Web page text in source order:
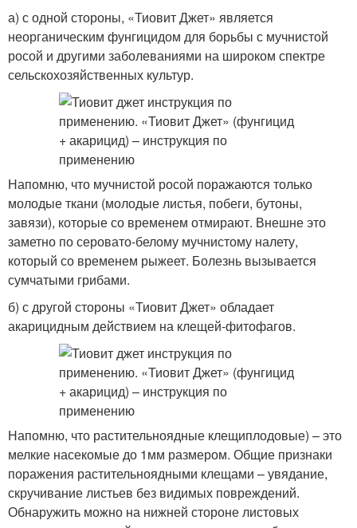
а) с одной стороны, «Тиовит Джет» является
неорганическим фунгицидом для борьбы с мучнистой
росой и другими заболеваниями на широком спектре
сельскохозяйственных культур.
Напомню, что мучнистой росой поражаются только
молодые ткани (молодые листья, побеги, бутоны,
завязи), которые со временем отмирают. Внешне это
заметно по серовато-белому мучнистому налету,
который со временем рыжеет. Болезнь вызывается
сумчатыми грибами.
б) с другой стороны «Тиовит Джет» обладает
акарицидным действием на клещей-фитофагов.
Напомню, что растительноядные клещиплодовые) – это
мелкие насекомые до 1мм размером. Общие признаки
поражения растительноядными клещами – увядание,
скручивание листьев без видимых повреждений.
Обнаружить можно на нижней стороне листовых